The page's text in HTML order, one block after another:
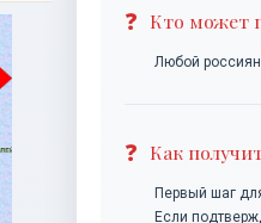
Кто может
Любой
Как
Первый шаг
Если